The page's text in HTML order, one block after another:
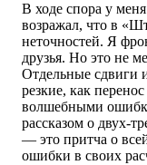
В ходе спора у
возражал, что в
неточностей. Я
друзья. Но это не
Отдельные сдвиги
резкие, как
волшебными
рассказом о двух-
— это притча о
ошибки в своих